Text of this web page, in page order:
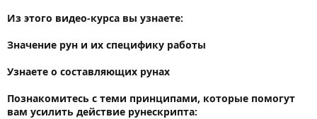
Из этого видео-курса вы узнаете:
Значение рун и их специфику работы
Узнаете о составляющих рунах
Познакомитесь с теми принципами, которые помогут
вам усилить действие рунескрипта: